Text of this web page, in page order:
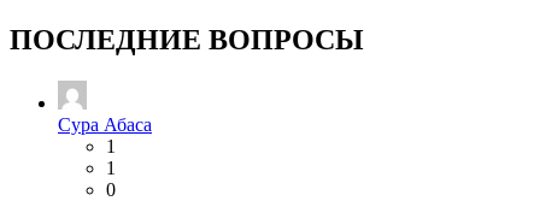
ПОСЛЕДНИЕ ВОПРОСЫ
Сура Абаса
1
1
0